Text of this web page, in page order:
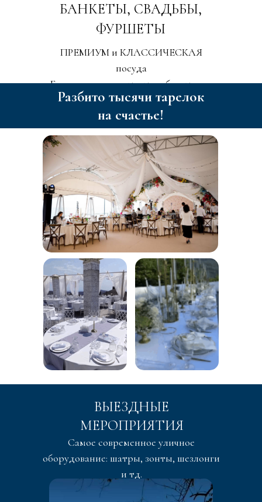
БАНКЕТЫ, СВАДЬБЫ,
ФУРШЕТЫ
ПРЕМИУМ и КЛАССИЧЕСКАЯ
посуда
Белоснежные скатерти и блестящая
посуда
Разбито тысячи тарелок
на счастье!
ВЫЕЗДНЫЕ
МЕРОПРИЯТИЯ
Самое современное уличное
оборудование: шатры, зонты, шезлонги
и тд.